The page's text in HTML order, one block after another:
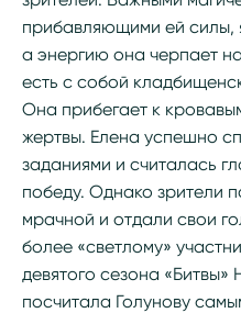
прибавляющими ей силы,
а энергию она черпает
есть с собой
Она прибегает к
жертвы. Елена успешно
заданиями и считалась
победу. Однако зрители
мрачной и отдали свои
более «светлому»
девятого сезона «Битвы»
посчитала Голунову